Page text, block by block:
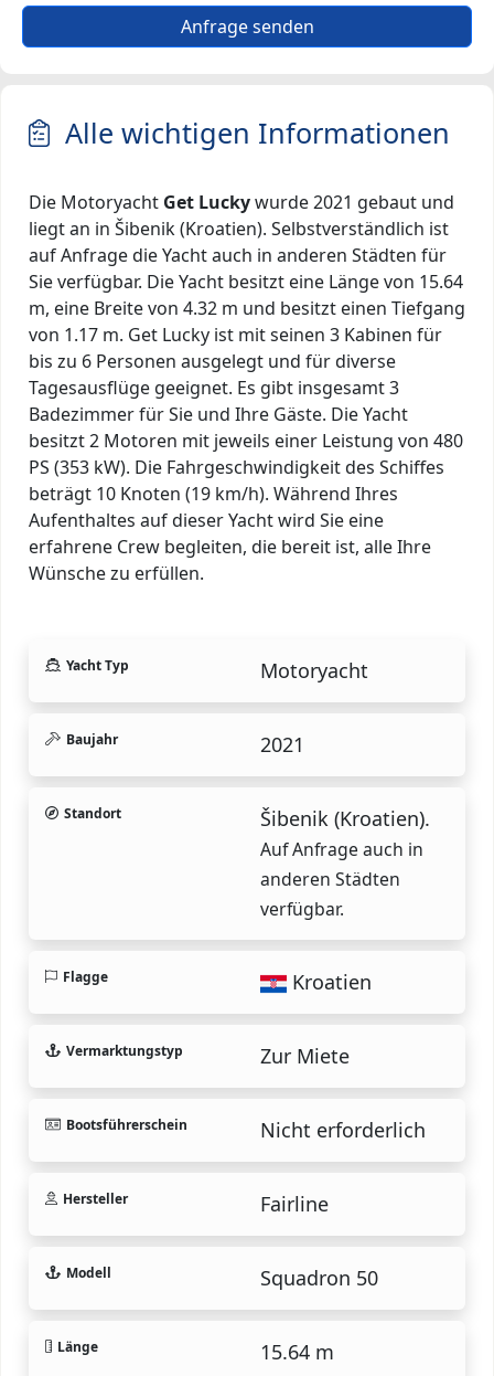
Anfrage senden
Alle wichtigen Informationen
Die Motoryacht Get Luckywurde 2021 gebaut und
liegt an in Šibenik (Kroatien). Selbstverständlich ist
auf Anfrage die Yacht auch in anderen Städten für
Sie verfügbar. Die Yacht besitzt eine Länge von 15.64
m, eine Breite von 4.32 m und besitzt einen Tiefgang
von 1.17 m. Get Lucky ist mit seinen 3 Kabinen für
bis zu 6 Personen ausgelegt und für diverse
Tagesausflüge geeignet. Es gibt insgesamt 3
Badezimmer für Sie und Ihre Gäste. Die Yacht
besitzt 2 Motoren mit jeweils einer Leistung von 480
PS (353 kW). Die Fahrgeschwindigkeit des Schiffes
beträgt 10 Knoten (19 km/h). Während Ihres
Aufenthaltes auf dieser Yacht wird Sie eine
erfahrene Crew begleiten, die bereit ist, alle Ihre
Wünsche zu erfüllen.
Yacht Typ Motoryacht
Baujahr 2021
Standort Šibenik (Kroatien).
Auf Anfrage auch in
anderen Städten
verfügbar.
Flagge Kroatien
Vermarktungstyp Zur Miete
Bootsführerschein Nicht erforderlich
Hersteller Fairline
Modell Squadron 50
Länge 15.64 m